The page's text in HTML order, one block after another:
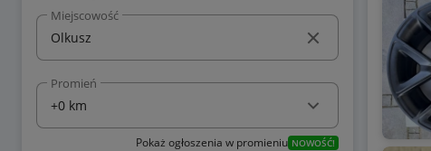
Miejscowość
Promień
Pokaż ogłoszenia w promieniu NOWOŚĆ!